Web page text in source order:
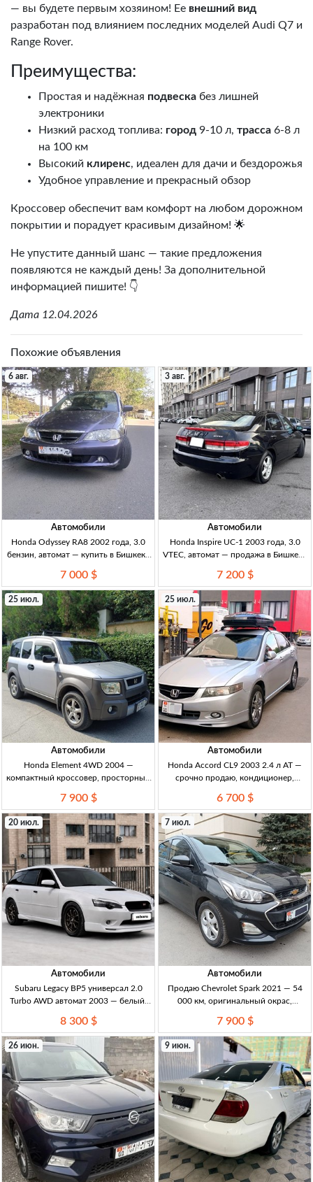
— вы будете первым хозяином! Ее внешний вид
разработан под влиянием последних моделей Audi Q7 и
Range Rover.
Преимущества:
Простая и надёжная подвеска без лишней
электроники
Низкий расход топлива: город 9-10 л, трасса 6-8 л
на 100 км
Высокий клиренс, идеален для дачи и бездорожья
Удобное управление и прекрасный обзор
Кроссовер обеспечит вам комфорт на любом дорожном
покрытии и порадует красивым дизайном! 🌟
Не упустите данный шанс — такие предложения
появляются не каждый день! За дополнительной
информацией пишите! 👇
Дата 12.04.2026
Похожие объявления
6 авг.
Автомобили
Honda Odyssey RA8 2002 года, 3.0
бензин, автомат — купить в Бишкеке
бензин, 210 л.с., АКПП, передний
привод, пробег 219 тыс. км, правый
7 000 $
3 авг.
Автомобили
Honda Inspire UC-1 2003 года, 3.0
VTEC, автомат — продажа в Бишкеке
250 л.с., АКПП-типтроник 5-ст.,
передн. привод, пр. руль, 308
7 200 $
25 июл.
Автомобили
Honda Element 4WD 2004 —
компактный кроссовер, просторный
Element 2004, 2.4, 4WD (подкл.),
АКПП; просторный салон с высокой
посадкой, широкие дверные пр
7 900 $
25 июл.
Автомобили
Honda Accord CL9 2003 2.4 л AT —
срочно продаю, кондиционер,
CL9, 2003 г., б/с, 2.4 бенз, AT, правый
руль. Кондиц/печка работают, салон
чистый в чехле, An
6 700 $
20 июл.
Автомобили
Subaru Legacy BP5 универсал 2.0
Turbo AWD автомат 2003 — белый,
2003, универсал. 2.0 Turbo EJ20X 260
л.с., постоянный AWD, АКПП 5AT.
Белый кузов,
8 300 $
7 июл.
Автомобили
Продаю Chevrolet Spark 2021 — 54
000 км, оригинальный окрас,
2021, 54т.км оригинал, родной
окрас. 1.0 бензин, вариатор,
передний привод, левый ру
7 900 $
26 июн. 9 июн.